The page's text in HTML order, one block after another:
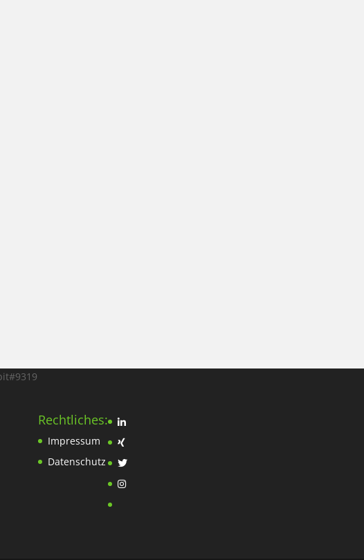
Rechtliches:
Impressum
Datenschutz